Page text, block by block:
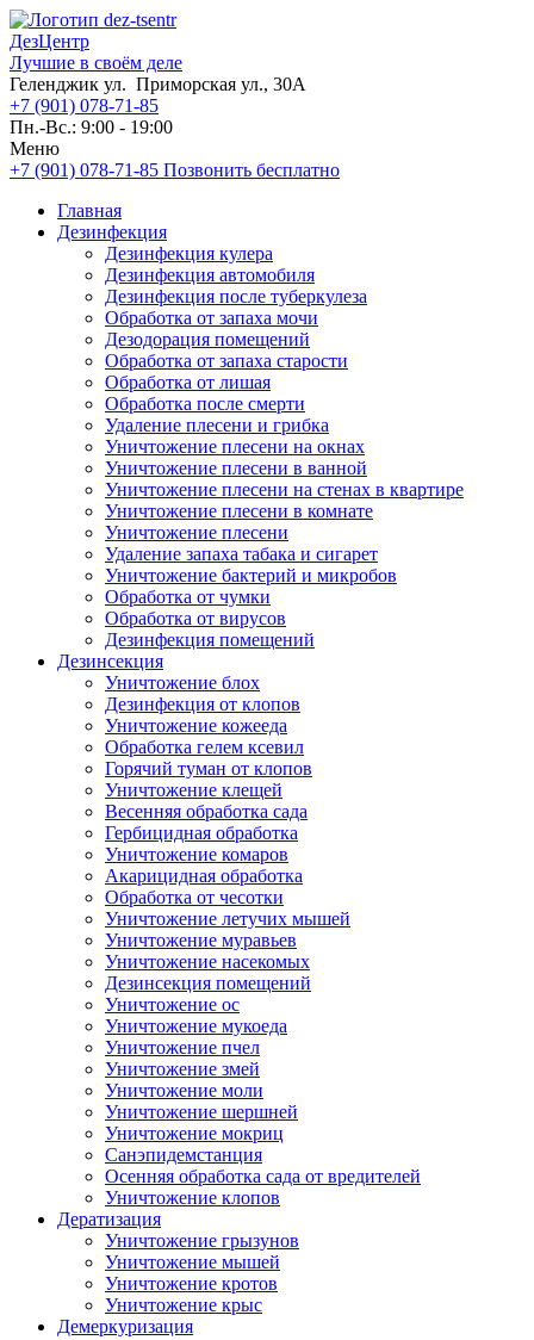
ДезЦентр
Лучшие в своём деле
Геленджик ул. Приморская ул., 30А
+7 (901) 078-71-85
Пн.-Вс.: 9:00 - 19:00
Меню
+7 (901) 078-71-85 Позвонить бесплатно
Главная
Дезинфекция
Дезинфекция кулера
Дезинфекция автомобиля
Дезинфекция после туберкулеза
Обработка от запаха мочи
Дезодорация помещений
Обработка от запаха старости
Обработка от лишая
Обработка после смерти
Удаление плесени и грибка
Уничтожение плесени на окнах
Уничтожение плесени в ванной
Уничтожение плесени на стенах в квартире
Уничтожение плесени в комнате
Уничтожение плесени
Удаление запаха табака и сигарет
Уничтожение бактерий и микробов
Обработка от чумки
Обработка от вирусов
Дезинфекция помещений
Дезинсекция
Уничтожение блох
Дезинфекция от клопов
Уничтожение кожееда
Обработка гелем ксевил
Горячий туман от клопов
Уничтожение клещей
Весенняя обработка сада
Гербицидная обработка
Уничтожение комаров
Акарицидная обработка
Обработка от чесотки
Уничтожение летучих мышей
Уничтожение муравьев
Уничтожение насекомых
Дезинсекция помещений
Уничтожение ос
Уничтожение мукоеда
Уничтожение пчел
Уничтожение змей
Уничтожение моли
Уничтожение шершней
Уничтожение мокриц
Санэпидемстанция
Осенняя обработка сада от вредителей
Уничтожение клопов
Дератизация
Уничтожение грызунов
Уничтожение мышей
Уничтожение кротов
Уничтожение крыс
Демеркуризация